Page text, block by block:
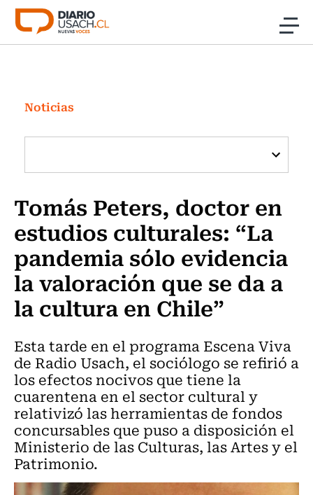
Click acá para ir directamente al contenido
Investigación
Cultura
Programas Radio y TV Usach
Noticias
Tomás Peters, doctor en
estudios culturales: “La
pandemia sólo evidencia
la valoración que se da a
la cultura en Chile”
Esta tarde en el programa Escena Viva
de Radio Usach, el sociólogo se refirió a
los efectos nocivos que tiene la
cuarentena en el sector cultural y
relativizó las herramientas de fondos
concursables que puso a disposición el
Ministerio de las Culturas, las Artes y el
Patrimonio.